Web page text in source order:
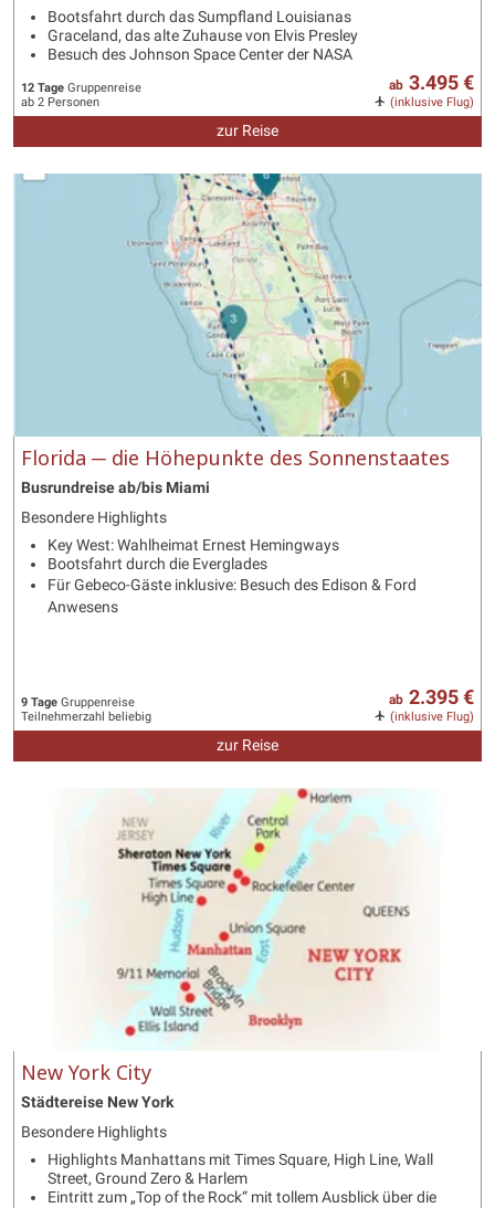
Bootsfahrt durch das Sumpfland Louisianas
Graceland, das alte Zuhause von Elvis Presley
Besuch des Johnson Space Center der NASA
12 Tage Gruppenreise
ab 2 Personen
ab 3.495 €
(inklusive Flug)
zur Reise
Florida ─ die Höhepunkte des Sonnenstaates
Busrundreise ab/bis Miami
Besondere Highlights
Key West: Wahlheimat Ernest Hemingways
Bootsfahrt durch die Everglades
Für Gebeco-Gäste inklusive: Besuch des Edison & Ford
Anwesens
9 Tage Gruppenreise
Teilnehmerzahl beliebig
ab 2.395 €
(inklusive Flug)
zur Reise
New York City
Städtereise New York
Besondere Highlights
Highlights Manhattans mit Times Square, High Line, Wall
Street, Ground Zero & Harlem
Eintritt zum „Top of the Rock“ mit tollem Ausblick über die